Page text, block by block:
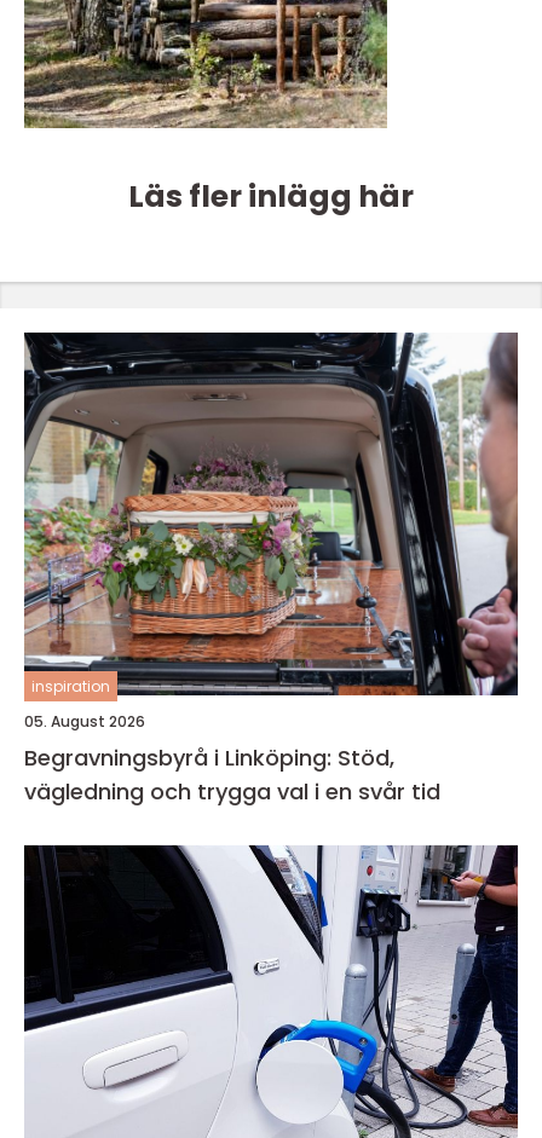
Läs fler inlägg här
inspiration
05. August 2026
Begravningsbyrå i Linköping: Stöd,
vägledning och trygga val i en svår tid